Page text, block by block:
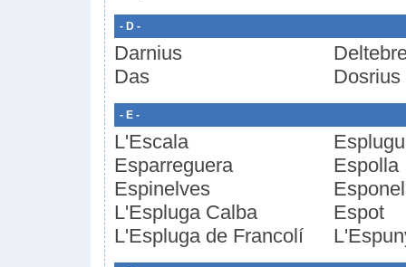
- D -
Darnius
Das
Dosrius
- E -
L'Escala
Esparreguera
Espinelves
L'Espluga Calba
L'Espluga de Francolí
Espolla
Espot